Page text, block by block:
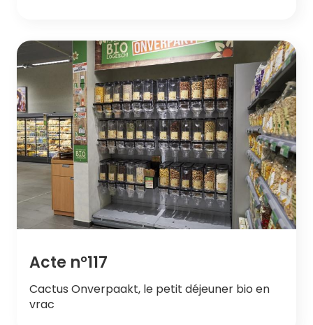
Acte n°117
Cactus Onverpaakt, le petit déjeuner bio en
vrac